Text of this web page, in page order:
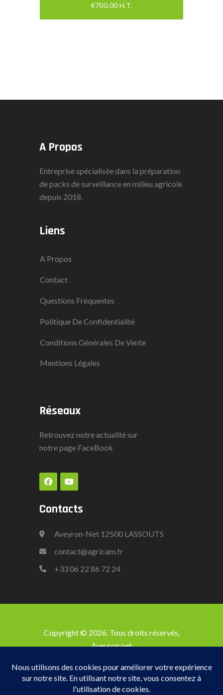
€700.00 H.T.
A Propos
Entreprise spécialisée dans la préparation
de packs de surveillance en milieu agricole
depuis 2018.
Liens
A Propos
Contact
Questions Fréquentes
Politique De Confidentialité
Conditions Générales De Vente
Mentions Légales
Réseaux
Retrouvez notre actualité sur
notre page FaceBook
Contacts
Aveyron-Net 12500 LASSOUTS
contact@agricam.fr
+3306 22 86 72 24
Copyright © 2026. Tous droits réservés,
Aveyron net
Accueil Les Stabulations